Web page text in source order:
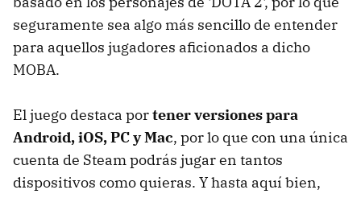
seguramente sea algo más sencillo de entender
para aquellos jugadores aficionados a dicho
MOBA.
El juego destaca portener versiones para
Android, iOS, PC y Mac, por lo que con una única
cuenta de Steam podrás jugar en tantos
dispositivos como quieras. Y hasta aquí bien,